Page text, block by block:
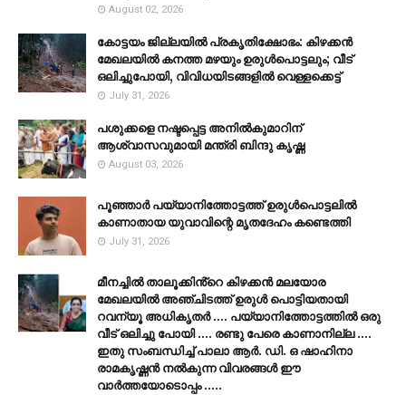
August 02, 2026
കോട്ടയം ജില്ലയില്‍ പ്രകൃതിക്ഷോഭം: കിഴക്കന്‍
മേഖലയില്‍ കനത്ത മഴയും ഉരുള്‍പൊട്ടലും; വീട്
ഒലിച്ചുപോയി, വിവിധയിടങ്ങളില്‍ വെള്ളക്കെട്ട്
July 31, 2026
പശുക്കളെ നഷ്ടപ്പെട്ട അനിൽകുമാറിന്
ആശ്വാസവുമായി മന്ത്രി ബിന്ദു കൃഷ്ണ
August 03, 2026
പൂഞ്ഞാര്‍ പയ്യാനിത്തോട്ടത്ത് ഉരുള്‍പൊട്ടലില്‍
കാണാതായ യുവാവിന്റെ മൃതദേഹം കണ്ടെത്തി
July 31, 2026
മീനച്ചിൽ താലൂക്കിൻ്റെ കിഴക്കൻ മലയോര
മേഖലയിൽ അഞ്ചിടത്ത് ഉരുൾ പൊട്ടിയതായി
റവന്യൂ അധികൃതർ .... പയ്യാനിത്തോട്ടത്തിൽ ഒരു
വീട് ഒലിച്ചു പോയി .... രണ്ടു പേരെ കാണാനില്ല ....
ഇതു സംബന്ധിച്ച് പാലാ ആർ. ഡി. ഒ ഷാഹിനാ
രാമകൃഷ്ണൻ നൽകുന്ന വിവരങ്ങൾ ഈ
വാർത്തയോടൊപ്പം .....